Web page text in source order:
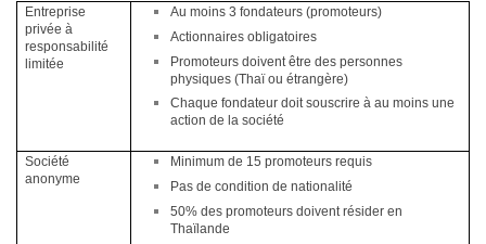
Entreprise
privée à
responsabilité
limitée
Au moins 3 fondateurs (promoteurs)
Actionnaires obligatoires
Promoteurs doivent être des personnes
physiques (Thaï ou étrangère)
Chaque fondateur doit souscrire à au moins une
action de la société
Société
anonyme
Minimum de 15 promoteurs requis
Pas de condition de nationalité
50% des promoteurs doivent résider en
Thaïlande